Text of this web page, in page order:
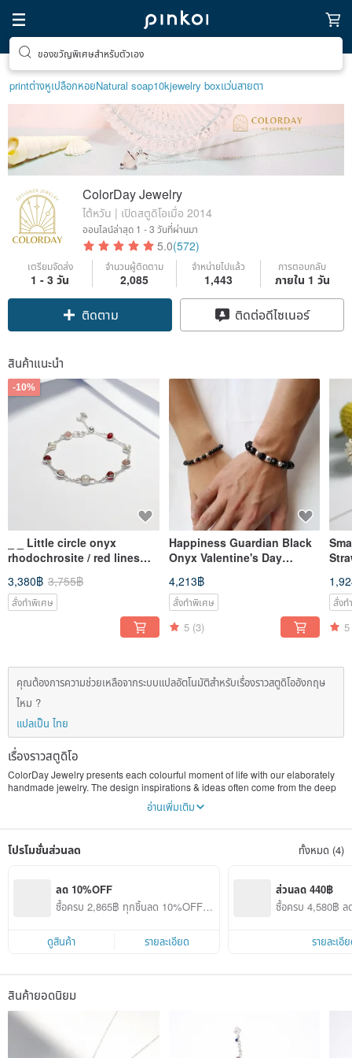
ของขวัญพิเศษสำหรับตัวเอง
printต่างหูเปลือกหอยNatural soap10kjewelry boxแว่นสายตา
ColorDay Jewelry
ไต้หวัน | เปิดสตูดิโอเมื่อ 2014
ออนไลน์ล่าสุด 1 - 3 วันที่ผ่านมา
5.0(572)
เตรียมจัดส่ง
1 - 3 วัน
จำนวนผู้ติดตาม
2,085
จำหน่ายไปแล้ว
1,443
การตอบกลับ
ภายใน 1 วัน
Claim coupon
ติดตาม
ติดต่อดีไซเนอร์
สินค้าแนะนำ
-10%
_ _ Little circle onyx
rhodochrosite / red lines
Stone_ silver pearl
adjustable bracelet
3,380฿ 3,755฿
สั่งทำพิเศษ
Happiness Guardian Black
Onyx Valentine's Day
Sterling Silver Ring (One
Set) 2 Hand Beads Free
[Christmas Gift Box]
4,213฿
สั่งทำพิเศษ
5 (3)
สั่งท
5
คุณต้องการความช่วยเหลือจากระบบแปลอัตโนมัติสำหรับเรื่องราวสตูดิโออังกฤษ
ไหม ?
แปลเป็น ไทย
เรื่องราวสตูดิโอ
ColorDay Jewelry presents each colourful moment of life with our elaborately
handmade jewelry. The design inspirations & ideas often come from the deep
experience and love of life. We select fine quality gems combined with silver to
create classy and unique jewelry. Through each handmade piece ,we hope to
อ่านเพิ่มเติม
โปรโมชั่นส่วนลด ทั้งหมด (4)
ลด 10%OFF
ซื้อครบ 2,865฿ ทุกชิ้นลด 10%OFF (เ
ดูสินค้า
รายละเอียด
ส่วนลด 440฿
ซื้อครบ 4,580฿ ล
รายละเอี
สินค้ายอดนิยม